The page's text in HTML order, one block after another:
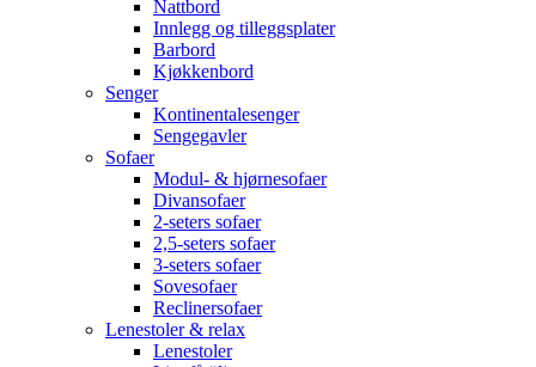
Nattbord
Innlegg og tilleggsplater
Barbord
Kjøkkenbord
Senger
Kontinentalesenger
Sengegavler
Sofaer
Modul- & hjørnesofaer
Divansofaer
2-seters sofaer
2,5-seters sofaer
3-seters sofaer
Sovesofaer
Reclinersofaer
Lenestoler & relax
Lenestoler